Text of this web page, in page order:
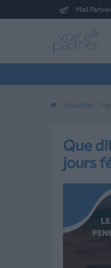
Mail
/ Actualités /
Que
jours